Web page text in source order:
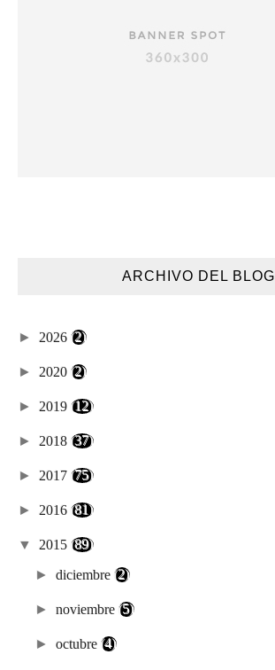
ARCHIVO DEL BLOG
► 2026 (2)
► 2020 (2)
► 2019 (12)
► 2018 (37)
► 2017 (75)
► 2016 (81)
▼ 2015 (89)
►diciembre(2)
►noviembre(5)
►octubre(4)